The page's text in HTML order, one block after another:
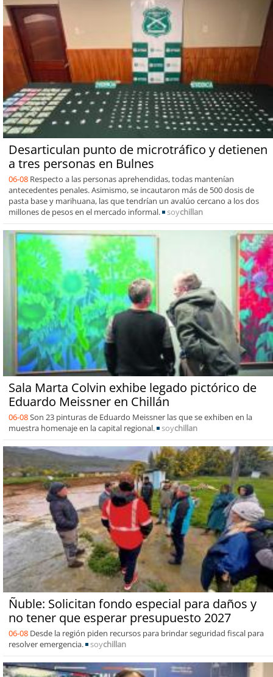
Desarticulan punto de microtráfico y detienen
a tres personas en Bulnes
06-08 Respecto a las personas aprehendidas, todas mantenían
antecedentes penales. Asimismo, se incautaron más de 500 dosis de
pasta base y marihuana, las que tendrían un avalúo cercano a los dos
millones de pesos en el mercado informal.
soychillan
Sala Marta Colvin exhibe legado pictórico de
Eduardo Meissner en Chillán
06-08Son 23 pinturas de Eduardo Meissner las que se exhiben en la
muestra homenaje en la capital regional.
soychillan
Ñuble: Solicitan fondo especial para daños y
no tener que esperar presupuesto 2027
06-08 Desde la región piden recursos para brindar seguridad fiscal para
resolver emergencia.
soychillan